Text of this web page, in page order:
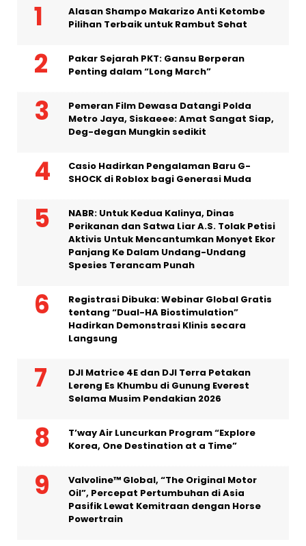
Alasan Shampo Makarizo Anti Ketombe
Pilihan Terbaik untuk Rambut Sehat
Pakar Sejarah PKT: Gansu Berperan
Penting dalam “Long March”
Pemeran Film Dewasa Datangi Polda
Metro Jaya, Siskaeee: Amat Sangat Siap,
Deg-degan Mungkin sedikit
Casio Hadirkan Pengalaman Baru G-
SHOCK di Roblox bagi Generasi Muda
NABR: Untuk Kedua Kalinya, Dinas
Perikanan dan Satwa Liar A.S. Tolak Petisi
Aktivis Untuk Mencantumkan Monyet Ekor
Panjang Ke Dalam Undang-Undang
Spesies Terancam Punah
Registrasi Dibuka: Webinar Global Gratis
tentang “Dual-HA Biostimulation”
Hadirkan Demonstrasi Klinis secara
Langsung
DJI Matrice 4E dan DJI Terra Petakan
Lereng Es Khumbu di Gunung Everest
Selama Musim Pendakian 2026
T’way Air Luncurkan Program “Explore
Korea, One Destination at a Time”
Valvoline™ Global, “The Original Motor
Oil”, Percepat Pertumbuhan di Asia
Pasifik Lewat Kemitraan dengan Horse
Powertrain